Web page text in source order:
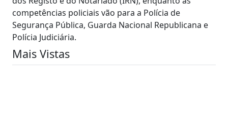
competências policiais vão para a Polícia de
Segurança Pública, Guarda Nacional Republicana e
Polícia Judiciária.
Mais Vistas